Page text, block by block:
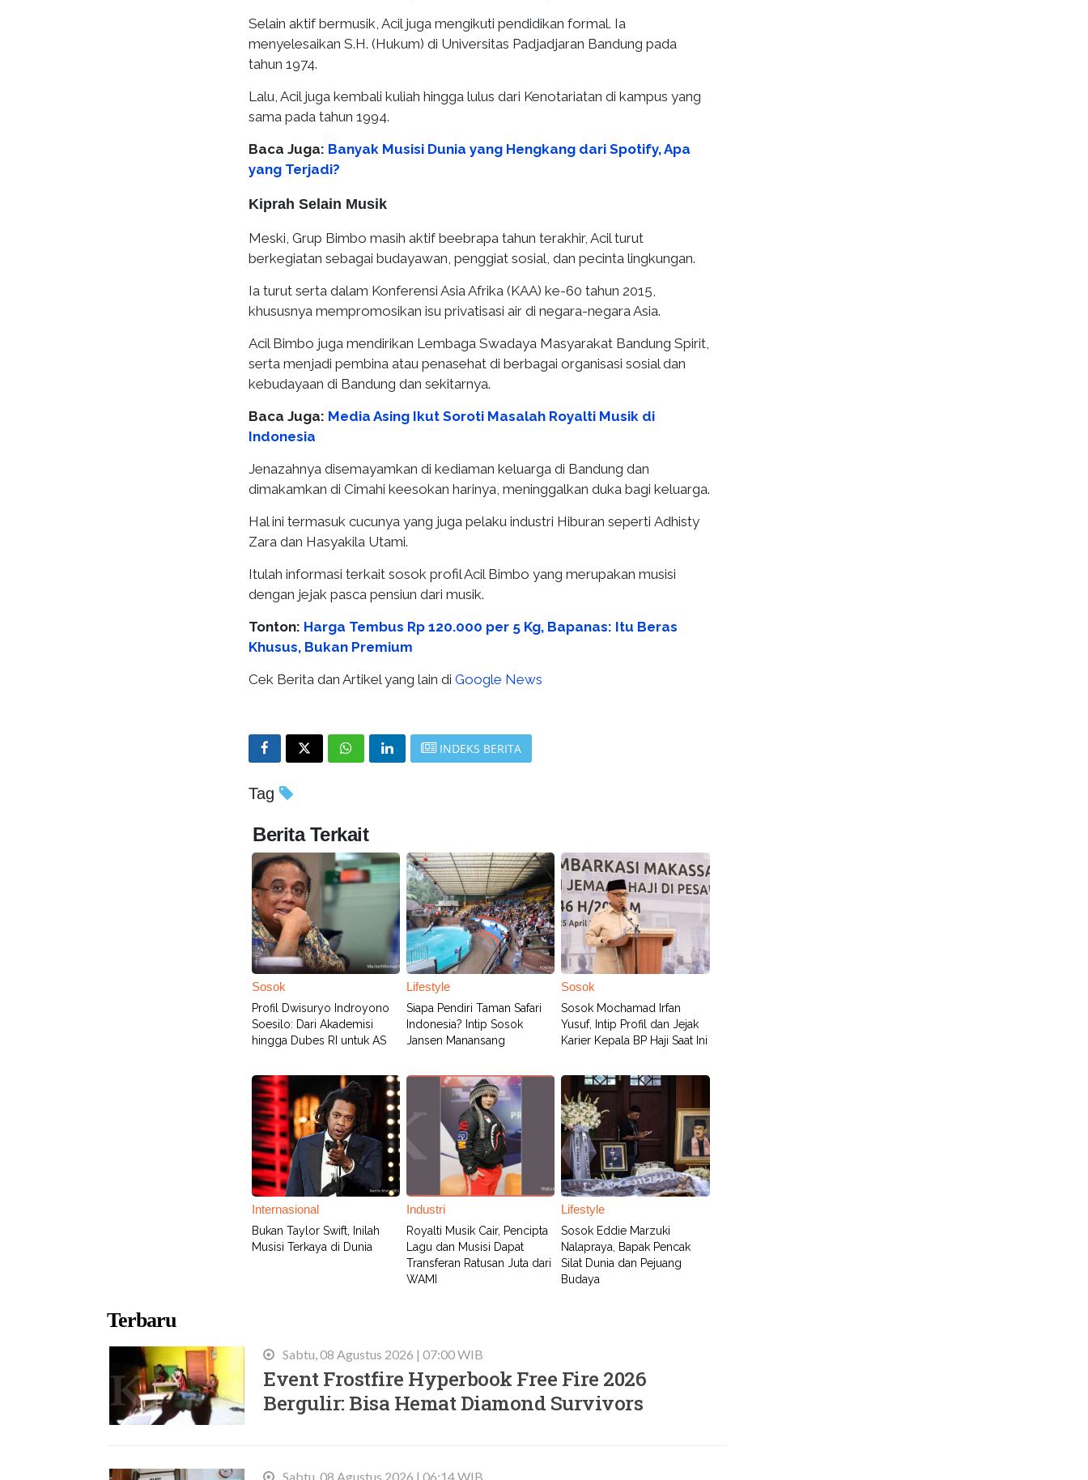
Selain aktif bermusik, Acil juga mengikuti pendidikan formal. Ia
menyelesaikan S.H. (Hukum) di Universitas Padjadjaran Bandung pada
tahun 1974.
Lalu, Acil juga kembali kuliah hingga lulus dari Kenotariatan di kampus yang
sama pada tahun 1994.
Baca Juga: Banyak Musisi Dunia yang Hengkang dari Spotify, Apa
yang Terjadi?
Kiprah Selain Musik
Meski, Grup Bimbo masih aktif beebrapa tahun terakhir, Acil turut
berkegiatan sebagai budayawan, penggiat sosial, dan pecinta lingkungan.
Ia turut serta dalam Konferensi Asia Afrika (KAA) ke-60 tahun 2015,
khususnya mempromosikan isu privatisasi air di negara-negara Asia.
Acil Bimbo juga mendirikan Lembaga Swadaya Masyarakat Bandung Spirit,
serta menjadi pembina atau penasehat di berbagai organisasi sosial dan
kebudayaan di Bandung dan sekitarnya.
Baca Juga: Media Asing Ikut Soroti Masalah Royalti Musik di
Indonesia
Jenazahnya disemayamkan di kediaman keluarga di Bandung dan
dimakamkan di Cimahi keesokan harinya, meninggalkan duka bagi keluarga.
Hal ini termasuk cucunya yang juga pelaku industri Hiburan seperti Adhisty
Zara dan Hasyakila Utami.
Itulah informasi terkait sosok profil Acil Bimbo yang merupakan musisi
dengan jejak pasca pensiun dari musik.
Tonton: Harga Tembus Rp 120.000 per 5 Kg, Bapanas: Itu Beras
Khusus, Bukan Premium
Cek Berita dan Artikel yang lain di Google News
INDEKS BERITA
Tag
Berita Terkait
Sosok
Profil Dwisuryo Indroyono
Soesilo: Dari Akademisi
hingga Dubes RI untuk AS
Lifestyle
Siapa Pendiri Taman Safari
Indonesia? Intip Sosok
Jansen Manansang
Sosok
Sosok Mochamad Irfan
Yusuf, Intip Profil dan Jejak
Karier Kepala BP Haji Saat Ini
Internasional
Bukan Taylor Swift, Inilah
Musisi Terkaya di Dunia
Industri
Royalti Musik Cair, Pencipta
Lagu dan Musisi Dapat
Transferan Ratusan Juta dari
WAMI
Lifestyle
Sosok Eddie Marzuki
Nalapraya, Bapak Pencak
Silat Dunia dan Pejuang
Budaya
Terbaru
Sabtu, 08 Agustus 2026 | 07:00 WIB
Event Frostfire Hyperbook Free Fire 2026
Bergulir: Bisa Hemat Diamond Survivors
Sabtu, 08 Agustus 2026 | 06:14 WIB